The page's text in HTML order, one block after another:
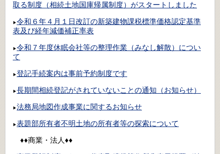
取る制度（相続土地国庫帰属制度）がスタートしました
▶令和６年４月１日改訂の新築建物課税標準価格認定基準
表及び経年減価補正率表
▶令和７年度休眠会社等の整理作業（みなし解散）につい
て
▶登記手続案内は事前予約制度です
▶長期間相続登記がされていないことの通知（お知らせ）
▶法務局地図作成事業に関するお知らせ
▶表題部所有者不明土地の所有者等の探索について
♦♦商業・法人♦♦